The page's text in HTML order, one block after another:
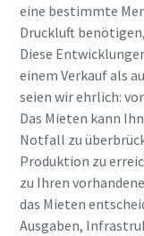
eine bestimmte
Druckluft
Diese
einem Verkauf als
seien wir ehrlich:
Das Mieten kann
Notfall zu
Produktion zu
zu Ihren
das Mieten
Ausgaben,